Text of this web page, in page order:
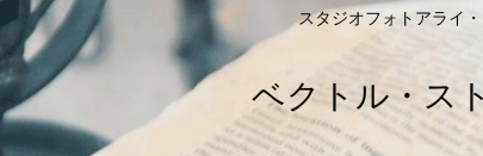
スタジオフォトアライ
ベクトル・ス